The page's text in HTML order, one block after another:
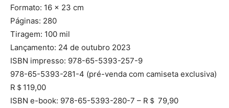
Formato: 16 x 23 cm
Páginas: 280
Tiragem: 100 mil
Lançamento: 24 de outubro 2023
ISBN impresso: 978-65-5393-257-9
978-65-5393-281-4 (pré-venda com camiseta exclusiva)
R＄119,00
ISBN e-book: 978-65-5393-280-7 – R＄ 79,90